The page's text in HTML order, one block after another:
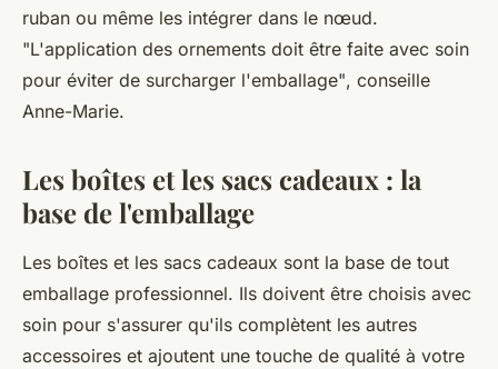
ruban ou même les intégrer dans le nœud.
"L'application des ornements doit être faite avec soin
pour éviter de surcharger l'emballage", conseille
Anne-Marie.
Les boîtes et les sacs cadeaux : la
base de l'emballage
Les boîtes et les sacs cadeaux sont la base de tout
emballage professionnel. Ils doivent être choisis avec
soin pour s'assurer qu'ils complètent les autres
accessoires et ajoutent une touche de qualité à votre